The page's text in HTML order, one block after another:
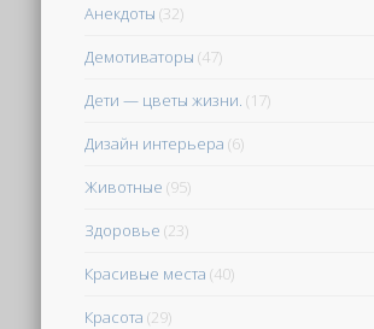
Анекдоты (32)
Демотиваторы (47)
Дети — цветы жизни. (17)
Дизайн интерьера (6)
Животные (95)
Здоровье (23)
Красивые места (40)
Красота (29)